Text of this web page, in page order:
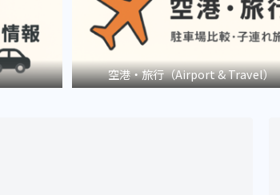
空港・旅行（Airport & Travel）